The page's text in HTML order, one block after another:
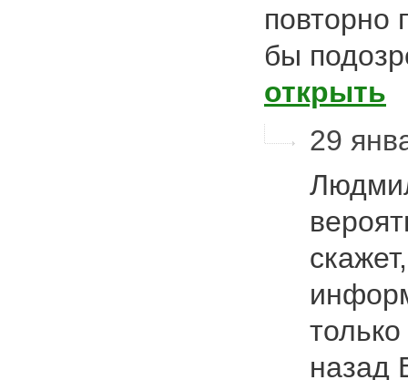
повторно
бы
открыть
29
назад